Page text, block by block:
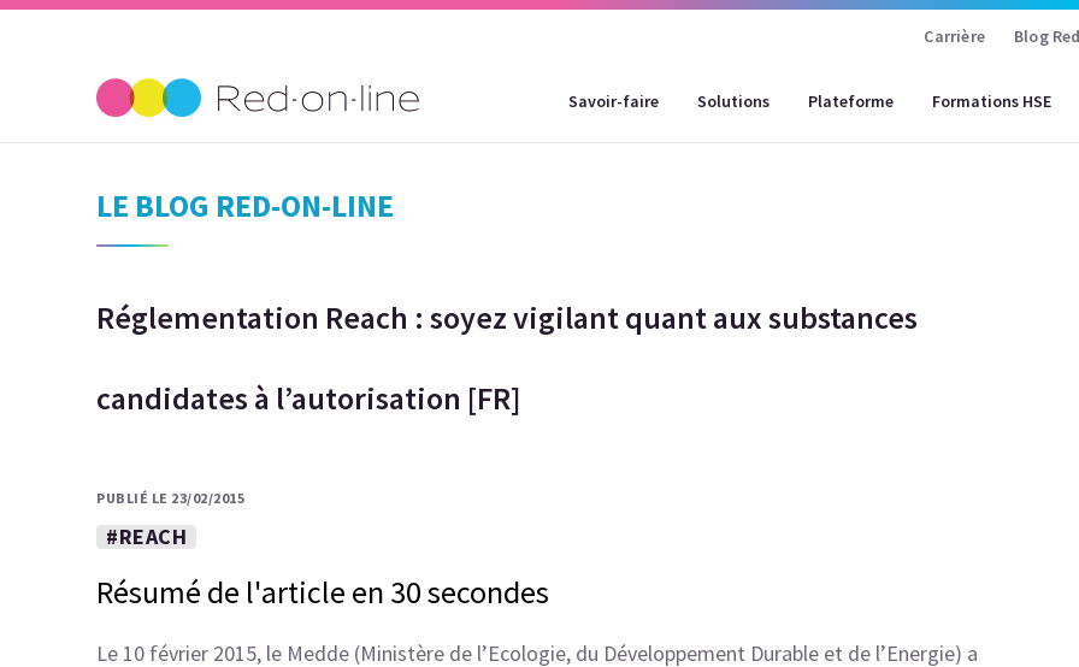
Carrière Blog
Savoir-faire Solutions Plateforme Formations HSE
LE BLOG RED-ON-LINE
Réglementation Reach : soyez vigilant quant aux substances
candidates à l’autorisation [FR]
PUBLIÉ LE 23/02/2015
#REACH
Résumé de l'article en 30 secondes
Le 10 février 2015, le Medde (Ministère de l’Ecologie, du Développement Durable et de l’Energie) a